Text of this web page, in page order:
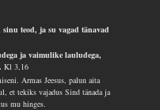
teod, ja su vagad tänavad
ja vaimulike lauludega,
Kl 3,16
Armas Jeesus, palun aita
et tekiks vajadus Sind tänada ja
mu hinges.